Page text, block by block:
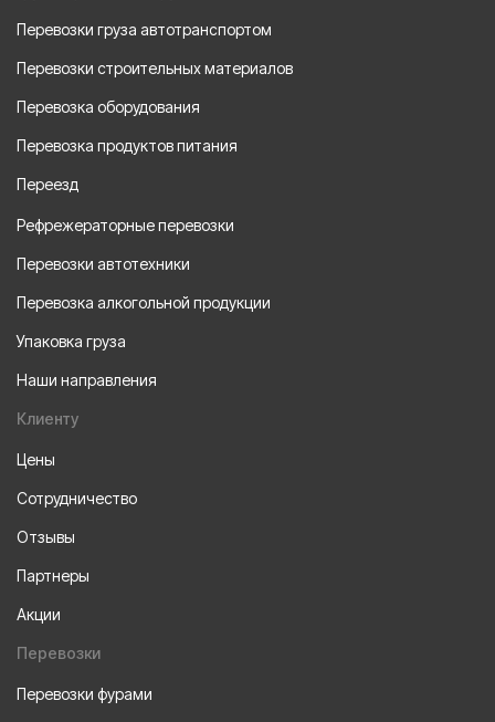
Перевозки груза автотранспортом
Перевозки строительных материалов
Перевозка оборудования
Перевозка продуктов питания
Переезд
Рефрежераторные перевозки
Перевозки автотехники
Перевозка алкогольной продукции
Упаковка груза
Наши направления
Клиенту
Цены
Сотрудничество
Отзывы
Партнеры
Акции
Перевозки
Перевозки фурами